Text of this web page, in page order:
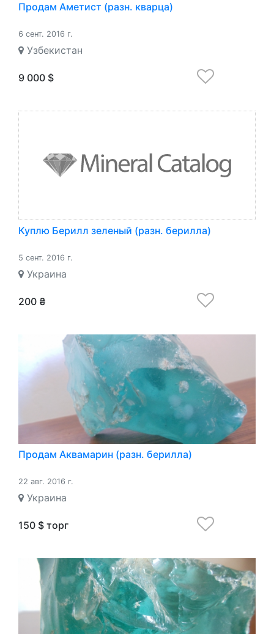
Продам Аметист (разн. кварца)
6 сент. 2016 г.
Узбекистан
9 000 $
Куплю Берилл зеленый (разн. берилла)
5 сент. 2016 г.
Украина
200 ₴
Продам Аквамарин (разн. берилла)
22 авг. 2016 г.
Украина
150 $ торг